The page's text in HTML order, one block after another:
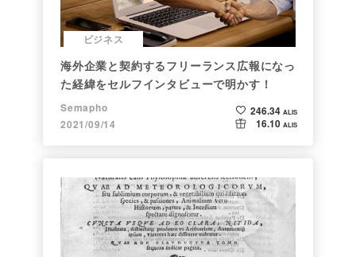
ビジネス
海外企業と契約するフリーランス広報になっ
た経緯をセルフインタビューで明かす！
Semapho
2021/09/14
246.34 ALIS
16.10 ALIS